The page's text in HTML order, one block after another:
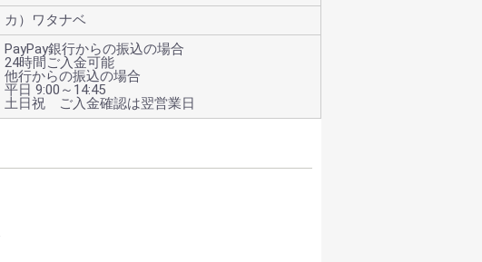
カ）ワタナベ
PayPay銀行からの振込の場合
24時間ご入金可能
他行からの振込の場合
平日 9:00～14:45
土日祝 ご入金確認は翌営業日